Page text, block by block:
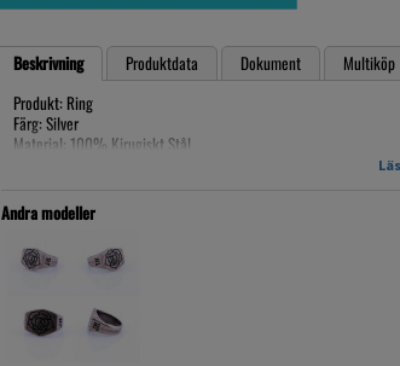
Beskrivning Produktdata Dokument
Multiköp
Produkt: Ring
Färg: Silver
Material: 100% Kirugiskt Stål
Strlk 7 - 18 mm
Strlk 8 - 18,4 mm
Strlk 9 - 19,1 mm
Strlk 10 - 20,1 mm
Strlk 13 - 22,5 mm
Andra modeller